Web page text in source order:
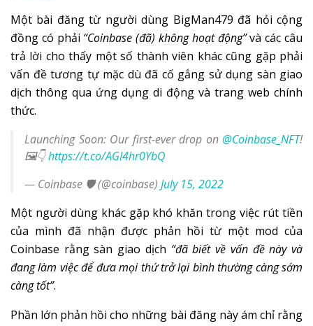
Một bài đăng từ người dùng BigMan479 đã hỏi cộng
đồng có phải “Coinbase (đã) không hoạt động”và các câu
trả lời cho thấy một số thành viên khác cũng gặp phải
vấn đề tương tự mặc dù đã cố gắng sử dụng sàn giao
dịch thông qua ứng dụng di động và trang web chính
thức.
Launching Soon: Our first-ever drop on @Coinbase_NFT!
🖼️👇https://t.co/AGI4hr0YbQ
— Coinbase 🛡️ (@coinbase) July 15, 2022
Một người dùng khác gặp khó khăn trong việc rút tiền
của mình đã nhận được phản hồi từ một mod của
Coinbase rằng sàn giao dịch “đã biết về vấn đề này và
đang làm việc để đưa mọi thứ trở lại bình thường càng sớm
càng tốt”.
Phần lớn phản hồi cho những bài đăng này ám chỉ rằng